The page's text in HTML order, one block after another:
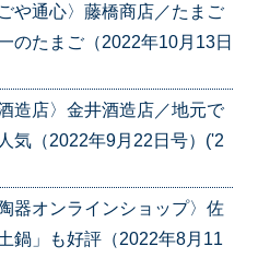
や通心〉藤橋商店／たまご
のたまご（2022年10月13日
造店〉金井酒造店／地元で
気（2022年9月22日号）('2
器オンラインショップ〉佐
鍋」も好評（2022年8月11